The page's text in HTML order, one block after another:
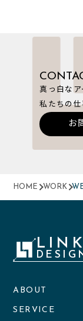
真っ白なア
私たちの仕
お
HOME WORK
ABOUT
SERVICE